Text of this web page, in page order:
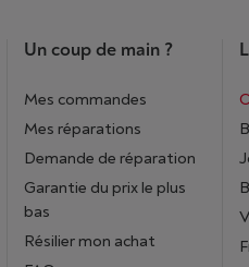
Un coup de main ?
Mes commandes
Mes réparations
Demande de réparation
Garantie du prix le plus
bas
Résilier mon achat